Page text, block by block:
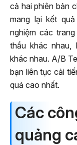
cả hai phiên bản
mang lại kết
nghiệm các
thầu khác
khác nhau. A/B
bạn liên tục cải
quả cao nhất.
Các
quảng